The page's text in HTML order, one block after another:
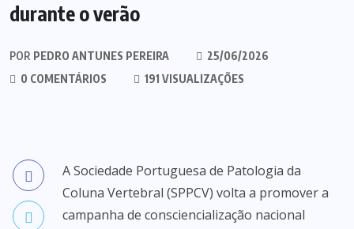
durante o verão
POR PEDRO ANTUNES PEREIRA
25/06/2026
0 COMENTÁRIOS
191 VISUALIZAÇÕES
A Sociedade Portuguesa de Patologia da
Coluna Vertebral (SPPCV) volta a promover a
campanha de consciencialização nacional